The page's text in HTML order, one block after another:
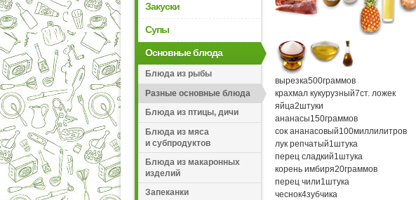
Закуски
Супы
Основные блюда
Блюда из рыбы
Разные основные блюда
Блюда из птицы, дичи
Блюда из мяса
и субпродуктов
Блюда из макаронных
изделий
Запеканки
вырезка500граммов
крахмал кукурузный7ст. ложек
яйца2штуки
ананасы150граммов
сок ананасовый100миллилитров
лук репчатый1штука
перец сладкий1штука
корень имбиря20граммов
перец чили1штука
чеснок4зубчика